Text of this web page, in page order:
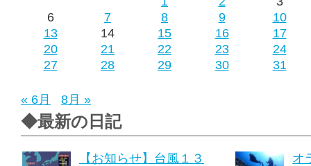
6
7 8 9
10
13
14 15 16
17
20
21 22 23
24
27
28 29 30 31
« 6月 8月 »
◆最新の日記
【お知らせ】台風１３
オ